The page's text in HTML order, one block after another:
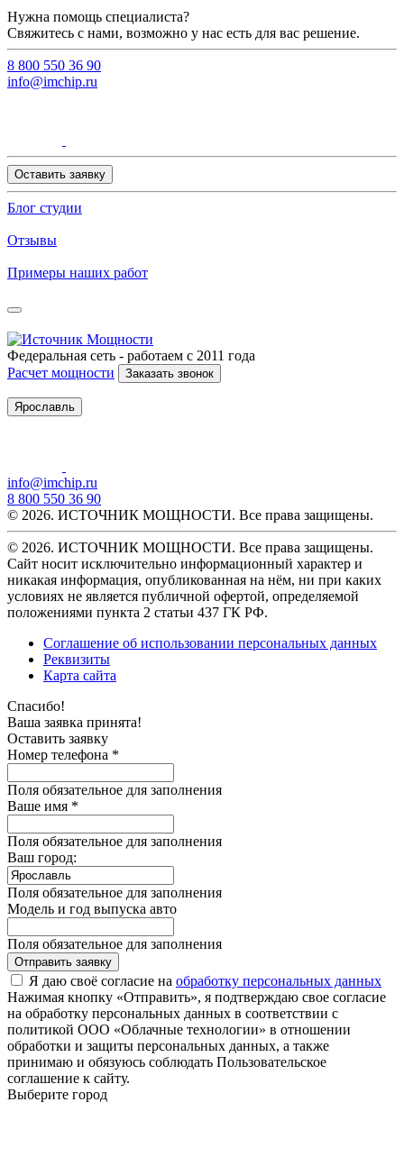
Нужна помощь специалиста?
Свяжитесь с нами, возможно у нас есть для вас решение.
8 800 550 36 90
info@imchip.ru
Оставить заявку
Блог студии
Отзывы
Примеры наших работ
Федеральная сеть - работаем с 2011 года
Расчет мощности
Заказать звонок
Ярославль
info@imchip.ru
8 800 550 36 90
© 2026. ИСТОЧНИК МОЩНОСТИ. Все права защищены.
© 2026. ИСТОЧНИК МОЩНОСТИ. Все права защищены.
Сайт носит исключительно информационный характер и
никакая информация, опубликованная на нём, ни при каких
условиях не является публичной офертой, определяемой
положениями пункта 2 статьи 437 ГК РФ.
Соглашение об использовании персональных данных
Реквизиты
Карта сайта
Спасибо!
Ваша заявка принята!
Оставить заявку
Номер телефона *
Поля обязательное для заполнения
Ваше имя *
Поля обязательное для заполнения
Ваш город:
Поля обязательное для заполнения
Модель и год выпуска авто
Поля обязательное для заполнения
Отправить заявку
Я даю своё согласие на обработку персональных данных
Нажимая кнопку «Отправить», я подтверждаю свое согласие
на обработку персональных данных в соответствии с
политикой ООО «Облачные технологии» в отношении
обработки и защиты персональных данных, а также
принимаю и обязуюсь соблюдать Пользовательское
соглашение к сайту.
Выберите город